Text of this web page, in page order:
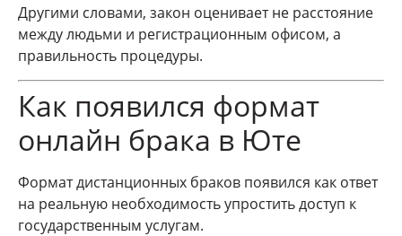
Другими словами, закон оценивает не расстояние
между людьми и регистрационным офисом, а
правильность процедуры.
Как появился формат
онлайн брака в Юте
Формат дистанционных браков появился как ответ
на реальную необходимость упростить доступ к
государственным услугам.